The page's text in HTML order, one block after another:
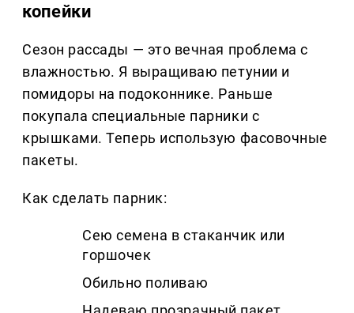
копейки
Сезон рассады — это вечная проблема с
влажностью. Я выращиваю петунии и
помидоры на подоконнике. Раньше
покупала специальные парники с
крышками. Теперь использую фасовочные
пакеты.
Как сделать парник:
Сею семена в стаканчик или
горшочек
Обильно поливаю